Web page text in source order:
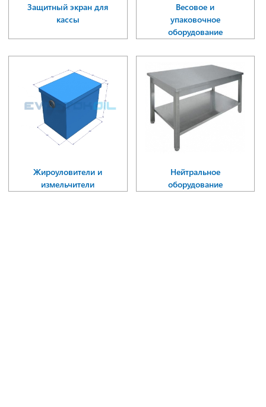
Защитный экран для
кассы
Весовое и
упаковочное
оборудование
Жироуловители и
измельчители
Нейтральное
оборудование